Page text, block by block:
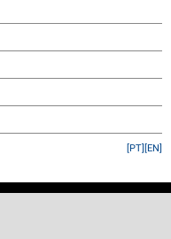
[EN]
[PT]